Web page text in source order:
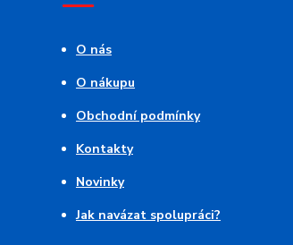
O nás
O nákupu
Obchodní podmínky
Kontakty
Novinky
Jak navázat spolupráci?